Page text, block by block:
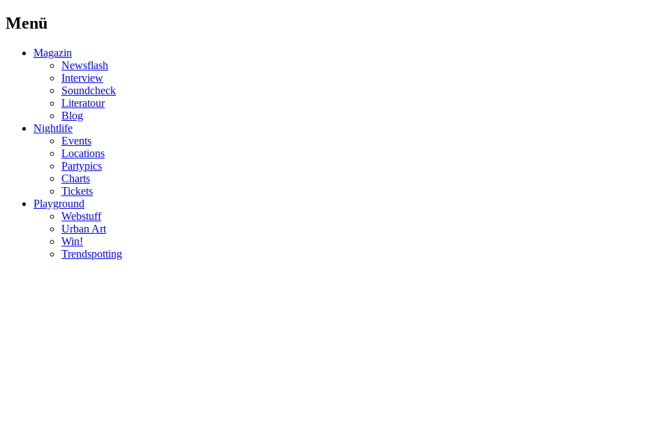
Menü
Magazin
Newsflash
Interview
Soundcheck
Literatour
Blog
Nightlife
Events
Locations
Partypics
Charts
Tickets
Playground
Webstuff
Urban Art
Win!
Trendspotting